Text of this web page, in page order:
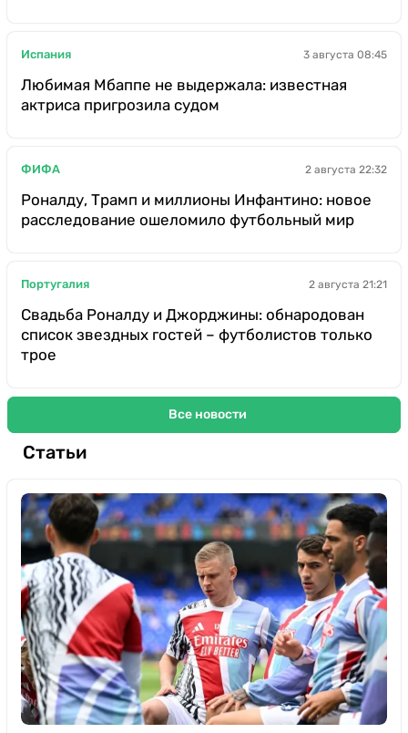
Испания 3 августа 08:45
Любимая Мбаппе не выдержала: известная
актриса пригрозила судом
ФИФА 2 августа 22:32
Роналду, Трамп и миллионы Инфантино: новое
расследование ошеломило футбольный мир
Португалия 2 августа 21:21
Свадьба Роналду и Джорджины: обнародован
список звездных гостей – футболистов только
трое
Все новости
Статьи